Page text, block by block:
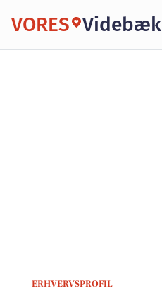
VORES Videbæk
ERHVERVSPROFIL